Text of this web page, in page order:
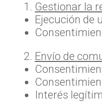
Gestionar la
Ejecución de
Envío de
Interés